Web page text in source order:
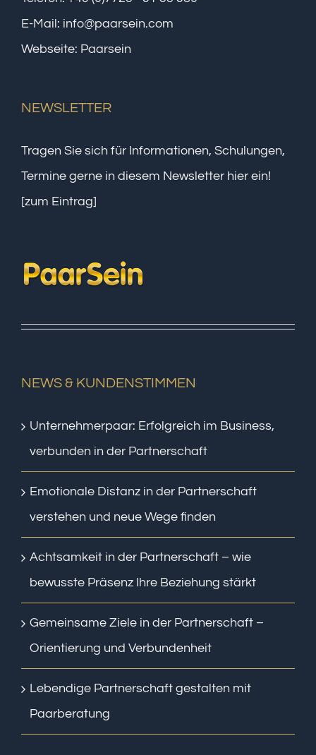
E-Mail: info@paarsein.com
Webseite: Paarsein
NEWSLETTER
Tragen Sie sich für Informationen, Schulungen,
Termine gerne in diesem Newsletter hier ein!
[zum Eintrag]
NEWS & KUNDENSTIMMEN
Unternehmerpaar: Erfolgreich im Business,
verbunden in der Partnerschaft
Emotionale Distanz in der Partnerschaft
verstehen und neue Wege finden
Achtsamkeit in der Partnerschaft – wie
bewusste Präsenz Ihre Beziehung stärkt
Gemeinsame Ziele in der Partnerschaft –
Orientierung und Verbundenheit
Lebendige Partnerschaft gestalten mit
Paarberatung